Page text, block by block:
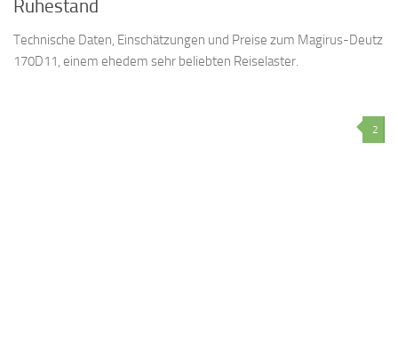
Ruhestand
Technische Daten, Einschätzungen und Preise zum Magirus-Deutz
170D11, einem ehedem sehr beliebten Reiselaster.
2